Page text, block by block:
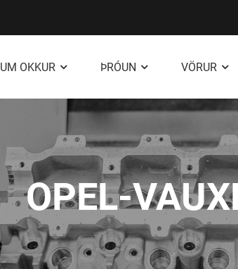
UM OKKUR ÞRÓUN VÖRUR
OPEL-